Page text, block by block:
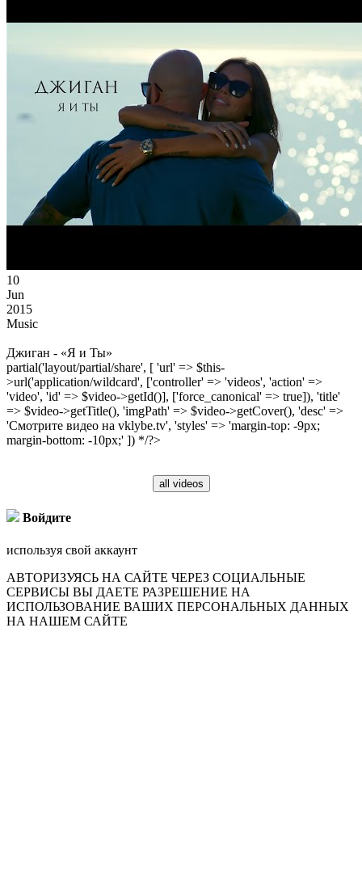
10
Jun
2015
Music
Джиган - «Я и Ты»
partial('layout/partial/share', [ 'url' => $this-
>url('application/wildcard', ['controller' => 'videos', 'action' =>
'video', 'id' => $video->getId()], ['force_canonical' => true]), 'title'
=> $video->getTitle(), 'imgPath' => $video->getCover(), 'desc' =>
'Смотрите видео на vklybe.tv', 'styles' => 'margin-top: -9px;
margin-bottom: -10px;' ]) */?>
all videos
Войдите
используя свой аккаунт
АВТОРИЗУЯСЬ НА САЙТЕ ЧЕРЕЗ СОЦИАЛЬНЫЕ
СЕРВИСЫ ВЫ ДАЕТЕ РАЗРЕШЕНИЕ НА
ИСПОЛЬЗОВАНИЕ ВАШИХ ПЕРСОНАЛЬНЫХ ДАННЫХ
НА НАШЕМ САЙТЕ